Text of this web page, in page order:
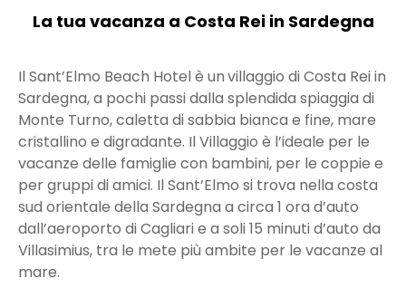
La tua vacanza a Costa Rei in Sardegna
Il Sant’Elmo Beach Hotel è unvillaggio di Costa Rei in
Sardegna, a pochi passi dalla splendida spiaggia di
Monte Turno, caletta di sabbia bianca e fine, mare
cristallino e digradante. Il Villaggio è l’ideale per le
vacanze delle famiglie con bambini, per le coppie e
per gruppi di amici. Il Sant’Elmo si trova nella costa
sud orientale della Sardegna a circa 1 ora d’auto
dall’aeroporto di Cagliari e a soli 15 minuti d’auto da
Villasimius, tra le mete più ambite per le vacanze al
mare.